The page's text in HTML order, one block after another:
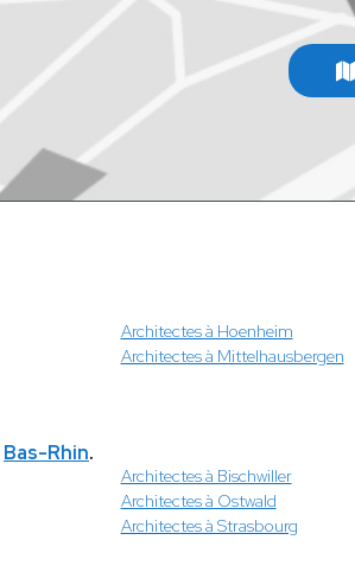
Architectes à Hoenheim
Architectes à Mittelhausbergen
Bas-Rhin.
Architectes à Bischwiller
Architectes à Ostwald
Architectes à Strasbourg